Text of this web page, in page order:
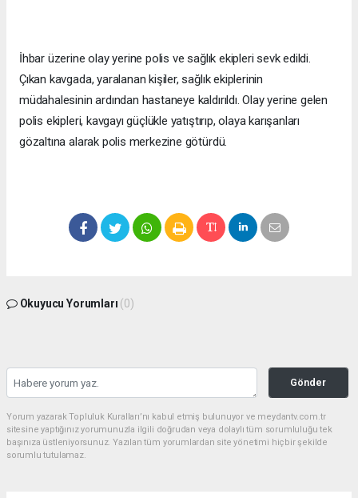
İhbar üzerine olay yerine polis ve sağlık ekipleri sevk edildi.
Çıkan kavgada, yaralanan kişiler, sağlık ekiplerinin
müdahalesinin ardından hastaneye kaldırıldı. Olay yerine gelen
polis ekipleri, kavgayı güçlükle yatıştırıp, olaya karışanları
gözaltına alarak polis merkezine götürdü.
Okuyucu Yorumları (0)
Gönder
Yorum yazarak Topluluk Kuralları’nı kabul etmiş bulunuyor ve meydantv.com.tr
sitesine yaptığınız yorumunuzla ilgili doğrudan veya dolaylı tüm sorumluluğu tek
başınıza üstleniyorsunuz. Yazılan tüm yorumlardan site yönetimi hiçbir şekilde
sorumlu tutulamaz.